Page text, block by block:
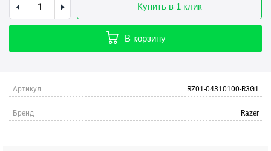
Купить в 1 клик
В корзину
Артикул RZ01-04310100-R3G1
Бренд Razer